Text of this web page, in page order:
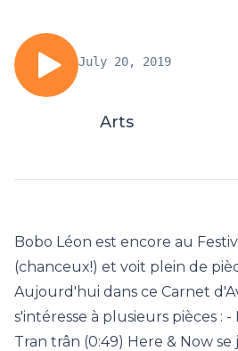
July 20, 2019
Arts
Bobo Léon est encore au
(chanceux!) et voit plein de
Aujourd'hui dans ce Carnet
s'intéresse à plusieurs pièces :
Tran trân (0:49) Here & Now se